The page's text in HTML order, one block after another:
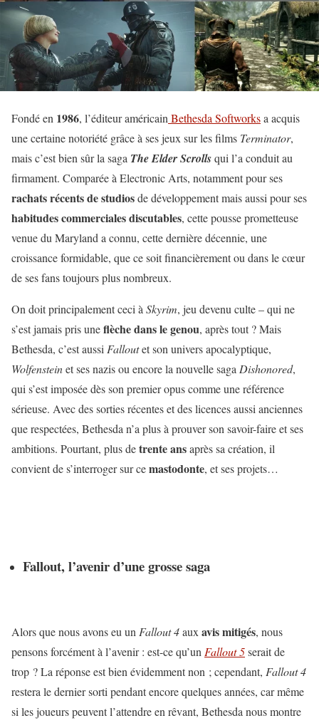
Fondé en 1986, l’éditeur américain Bethesda Softworksa acquis
une certaine notoriété grâce à ses jeux sur les films Terminator,
mais c’est bien sûr la saga The Elder Scrollsqui l’a conduit au
firmament. Comparée à Electronic Arts, notamment pour ses
rachats récents de studiosde développement mais aussi pour ses
habitudes commerciales discutables, cette pousse prometteuse
venue du Maryland a connu, cette dernière décennie, une
croissance formidable, que ce soit financièrement ou dans le cœur
de ses fans toujours plus nombreux.
On doit principalement ceci à Skyrim, jeu devenu culte – qui ne
s’est jamais pris uneflèche dans le genou, après tout ? Mais
Bethesda, c’est aussi Falloutet son univers apocalyptique,
Wolfensteinet ses nazis ou encore la nouvelle saga Dishonored,
qui s’est imposée dès son premier opus comme une référence
sérieuse. Avec des sorties récentes et des licences aussi anciennes
que respectées, Bethesda n’a plus à prouver son savoir-faire et ses
ambitions. Pourtant, plus detrente ansaprès sa création, il
convient de s’interroger sur cemastodonte, et ses projets…
Fallout, l’avenir d’une grosse saga
Alors que nous avons eu unFallout 4auxavis mitigés, nous
pensons forcément à l’avenir : est-ce qu’unFallout 5serait de
trop ? La réponse est bien évidemment non ; cependant, Fallout 4
restera le dernier sorti pendant encore quelques années, car même
si les joueurs peuvent l’attendre en rêvant, Bethesda nous montre